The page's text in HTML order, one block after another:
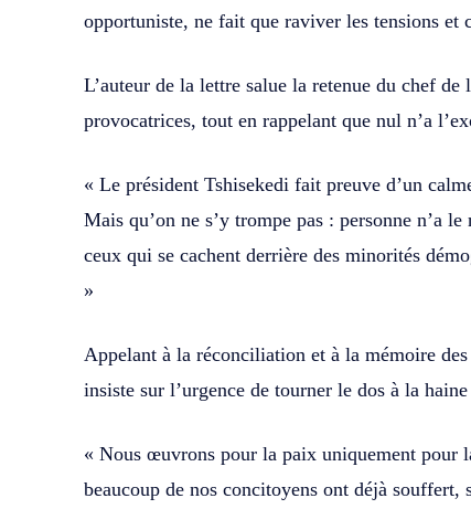
opportuniste, ne fait que raviver les tensions et
L’auteur de la lettre salue la retenue du chef
provocatrices, tout en rappelant que nul n’a
« Le président Tshisekedi fait preuve d’un
Mais qu’on ne s’y trompe pas : personne n’a
ceux qui se cachent derrière des minorités
»
Appelant à la réconciliation et à la mémoire
insiste sur l’urgence de tourner le dos à la
« Nous œuvrons pour la paix uniquement pour
beaucoup de nos concitoyens ont déjà